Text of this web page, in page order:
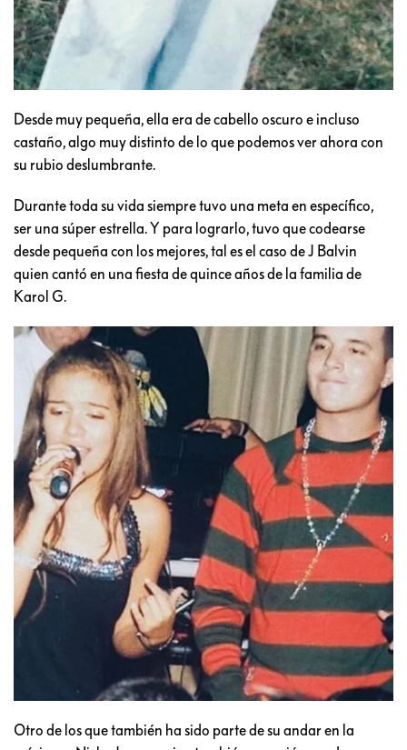
Desde muy pequeña, ella era de cabello oscuro e incluso
castaño, algo muy distinto de lo que podemos ver ahora con
su rubio deslumbrante.
Durante toda su vida siempre tuvo una meta en específico,
ser una súper estrella. Y para lograrlo, tuvo que codearse
desde pequeña con los mejores, tal es el caso de J Balvin
quien cantó en una fiesta de quince años de la familia de
Karol G.
Otro de los que también ha sido parte de su andar en la